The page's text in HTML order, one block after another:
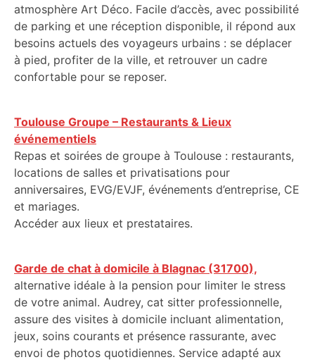
atmosphère Art Déco. Facile d’accès, avec possibilité
de parking et une réception disponible, il répond aux
besoins actuels des voyageurs urbains : se déplacer
à pied, profiter de la ville, et retrouver un cadre
confortable pour se reposer.
Toulouse Groupe – Restaurants & Lieux
événementiels
Repas et soirées de groupe à Toulouse : restaurants,
locations de salles et privatisations pour
anniversaires, EVG/EVJF, événements d’entreprise, CE
et mariages.
Accéder aux lieux et prestataires.
Garde de chat à domicile à Blagnac (31700),
alternative idéale à la pension pour limiter le stress
de votre animal. Audrey, cat sitter professionnelle,
assure des visites à domicile incluant alimentation,
jeux, soins courants et présence rassurante, avec
envoi de photos quotidiennes. Service adapté aux